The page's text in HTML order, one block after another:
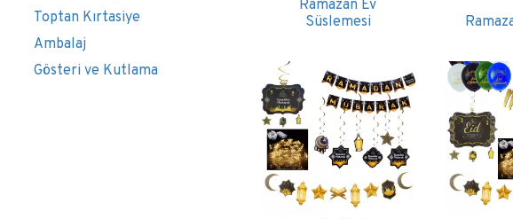
Toptan Kırtasiye
Ambalaj
Gösteri ve Kutlama
Ramazan Ev
Süslemesi